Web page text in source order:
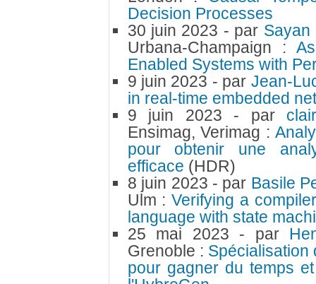
Decision Processes
30 juin 2023 - par
Urbana-Champaign :
Enabled Systems with
9 juin 2023 - par Jean-
in real-time embedded
9 juin 2023 - par
Ensimag, Verimag :
pour obtenir une
efficace (HDR)
8 juin 2023 - par Basile
Ulm :Verifying a
language with state
25 mai 2023 - par
Grenoble : Spécialisation
pour gagner du temps